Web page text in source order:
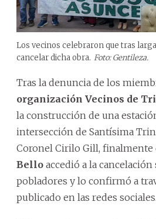
Los vecinos celebraron que tras
cancelar dicha obra. Foto: Gentileza.
Tras la denuncia de los
organización Vecinos de
la construcción de una
intersección de Santísima
Coronel Cirilo Gill, finalmente
Bello accedió a la
pobladores y lo confirmó a
publicado en las redes sociales.